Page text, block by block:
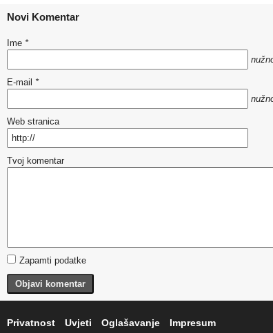
Novi Komentar
Ime *
E-mail *
Web stranica
Tvoj komentar
Zapamti podatke
Objavi komentar
Privatnost Uvjeti Oglašavanje Impresum